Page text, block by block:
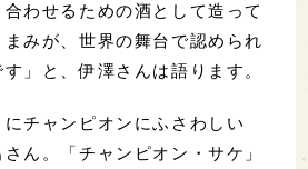
合わせるための酒として造って
みが、世界の舞台で認められ
」と、伊澤さんは語ります。
にチャンピオンにふさわしい
ん。「チャンピオン・サケ」